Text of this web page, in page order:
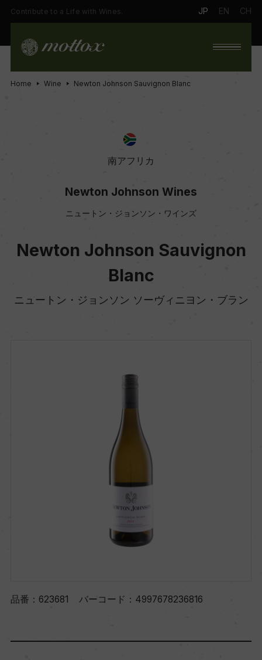
Contribute to a Life with Wines. JP EN CH
Home Wine Newton Johnson Sauvignon Blanc
南アフリカ
Newton Johnson Wines
ニュートン・ジョンソン・ワインズ
Newton Johnson Sauvignon
Blanc
ニュートン・ジョンソン ソーヴィニヨン・ブラン
品番： 623681 バーコード： 4997678236816